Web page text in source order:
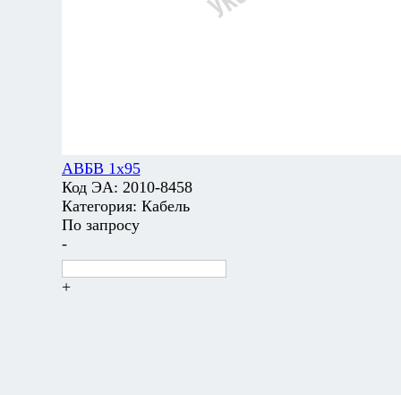
АВБВ 1х95
Код ЭА: 2010-8458
Категория: Кабель
По запросу
-
+